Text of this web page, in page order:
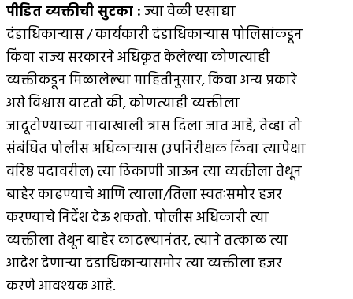
पीडित व्यक्तीची सुटका :ज्या वेळी एखाद्या
दंडाधिकार्‍यास / कार्यकारी दंडाधिकार्‍यास पोलिसांकडून
किंवा राज्य सरकारने अधिकृत केलेल्या कोणत्याही
व्यक्तीकडून मिळालेल्या माहितीनुसार, किंवा अन्य प्रकारे
असे विश्वास वाटतो की, कोणत्याही व्यक्तीला
जादूटोण्याच्या नावाखाली त्रास दिला जात आहे, तेव्हा तो
संबंधित पोलीस अधिकार्‍यास (उपनिरीक्षक किंवा त्यापेक्षा
वरिष्ठ पदावरील) त्या ठिकाणी जाऊन त्या व्यक्तीला तेथून
बाहेर काढण्याचे आणि त्याला/तिला स्वतःसमोर हजर
करण्याचे निर्देश देऊ शकतो. पोलीस अधिकारी त्या
व्यक्तीला तेथून बाहेर काढल्यानंतर, त्याने तत्काळ त्या
आदेश देणार्‍या दंडाधिकार्‍यासमोर त्या व्यक्तीला हजर
करणे आवश्यक आहे.